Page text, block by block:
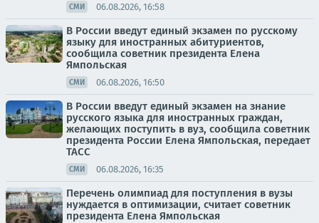
СМИ 06.08.2026, 16:58
В России введут единый экзамен по русскому
языку для иностранных абитуриентов,
сообщила советник президента Елена
Ямпольская
СМИ 06.08.2026, 16:50
В России введут единый экзамен на знание
русского языка для иностранных граждан,
желающих поступить в вуз, сообщила советник
президента России Елена Ямпольская, передает
ТАСС
СМИ 06.08.2026, 16:35
Перечень олимпиад для поступления в вузы
нуждается в оптимизации, считает советник
президента Елена Ямпольская